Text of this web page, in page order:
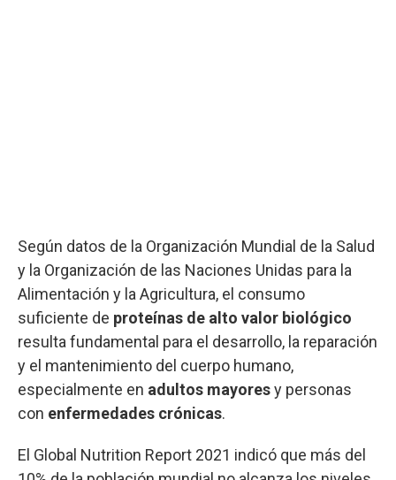
Según datos de la Organización Mundial de la Salud
y la Organización de las Naciones Unidas para la
Alimentación y la Agricultura, el consumo
suficiente de proteínas de alto valor biológico
resulta fundamental para el desarrollo, la reparación
y el mantenimiento del cuerpo humano,
especialmente en adultos mayoresy personas
con enfermedades crónicas.
El Global Nutrition Report 2021 indicó que más del